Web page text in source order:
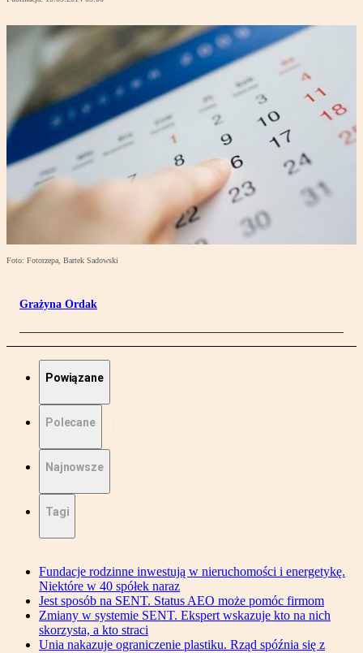
Foto: Fotorzepa, Bartek Sadowski
Grażyna Ordak
Powiązane
Polecane
Najnowsze
Tagi
Fundacje rodzinne inwestują w nieruchomości i energetykę.
Niektóre w 40 spółek naraz
Jest sposób na SENT. Status AEO może pomóc firmom
Zmiany w systemie SENT. Ekspert wskazuje kto na nich
skorzysta, a kto straci
Unia nakazuje ograniczenie plastiku. Rząd spóźnia się z